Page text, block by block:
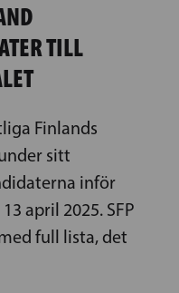
TILL
Finlands
sitt
inför
april 2025. SFP
full lista, det